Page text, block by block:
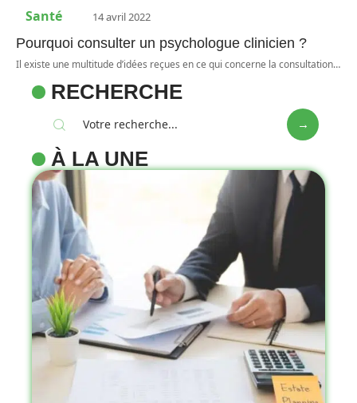
Santé 14 avril 2022
Pourquoi consulter un psychologue clinicien ?
Il existe une multitude d’idées reçues en ce qui concerne la consultation…
RECHERCHE
À LA UNE